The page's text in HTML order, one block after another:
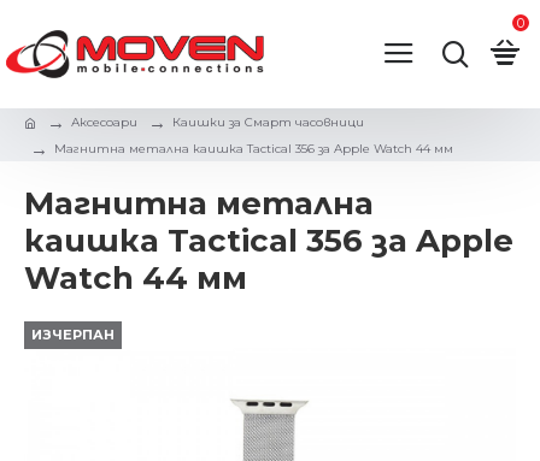
0
Аксесоари
Каишки за Смарт часовници
Магнитна метална каишка Tactical 356 за Apple Watch 44 мм
Магнитна метална
каишка Tactical 356 за Apple
Watch 44 мм
ИЗЧЕРПАН